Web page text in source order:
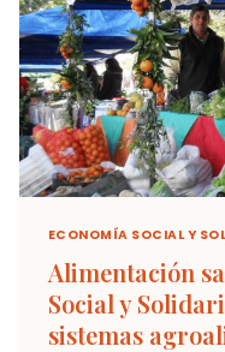
ECONOMÍA SOCIAL Y
Alimentación
Social y
sistemas